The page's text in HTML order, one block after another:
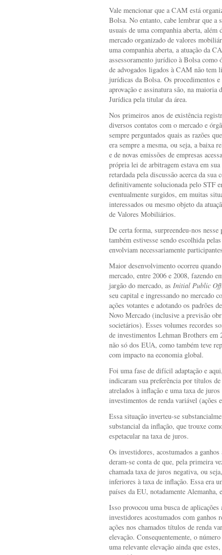
Vale mencionar que a CAM está
Bolsa. No entanto, cabe lembrar que
usuais de uma companhia aberta,
mercado organizado de valores
uma companhia aberta, a atuação da
assessoramento jurídico à Bolsa
de advogados ligados à CAM não tem
jurídicas da Bolsa. Os procedimentos
aprovação e assinatura são, na
Jurídica pela titular da área.
Nos primeiros anos de existência
diversos contatos com o mercado e
sempre perguntados quais as razões
era sempre a mesma, ou seja, a baixa
e de novas emissões de empresas
própria lei de arbitragem estava em
retardada pela discussão acerca da
definitivamente solucionada pelo STF
eventualmente surgidos, em muitas
interessados ou mesmo objeto da
de Valores Mobiliários.
De certa forma, surpreendeu-nos
também estivesse sendo escolhida
envolviam necessariamente
Maior desenvolvimento ocorreu
mercado, entre 2006 e 2008, fazendo
jargão do mercado, as Initial Public
seu capital e ingressando no mercado
ações votantes e adotando os padrões
Novo Mercado (inclusive a previsão
societários). Esses volumes recordes
de investimentos Lehman Brothers em
não só dos EUA, como também teve
com impacto na economia global.
Foi uma fase de difícil adaptação e
indicaram sua preferência por títulos
atrelados à inflação e uma taxa de
investimentos de renda variável (ações
Essa situação inverteu-se
substancial da inflação, que trouxe
espetacular na taxa de juros.
Os investidores, acostumados a
deram-se conta de que, pela primeira
chamada taxa de juros negativa, ou
inferiores à taxa de inflação. Essa era
países da EU, notadamente Alemanha,
Isso provocou uma busca de
investidores acostumados com ganhos
ações nos chamados títulos de renda
elevação. Consequentemente, o
uma relevante elevação ainda que